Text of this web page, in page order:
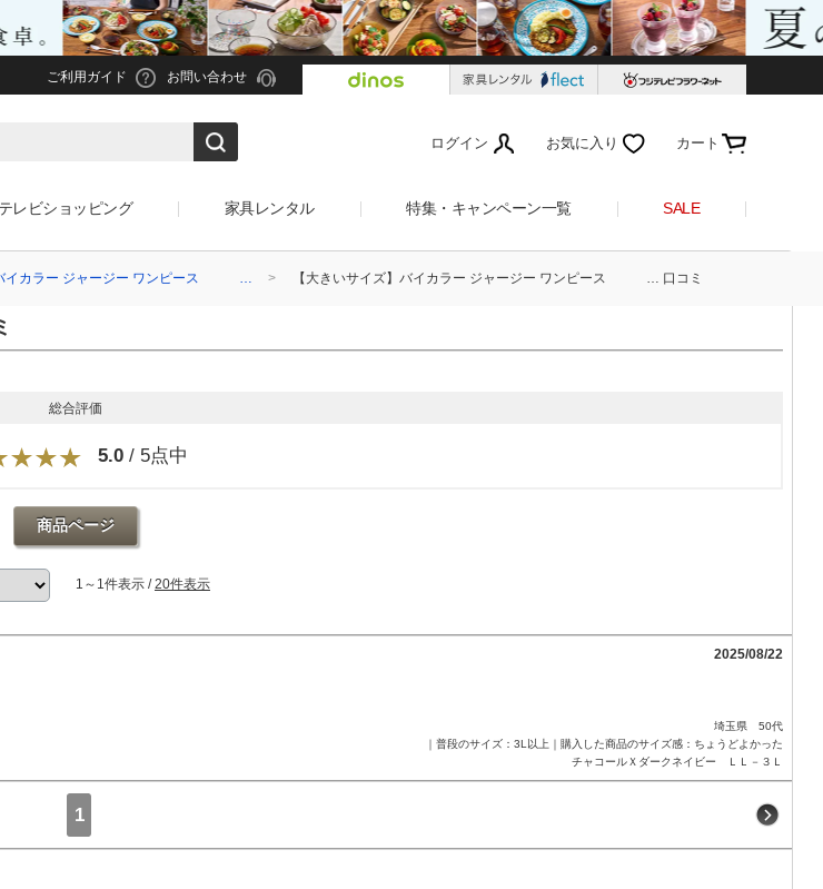
ご利用ガイド お問い合わせ
ログイン お気に入り カート
テレビショッピング 家具レンタル 特集・キャンペーン一覧 SALE
バイカラー ジャージー ワンピース … 【大きいサイズ】バイカラー ジャージー ワンピース … 口コミ
総合評価
5.0 / 5点中
商品ページ
1～1件表示 /20件表示
2025/08/22
埼玉県 50代
｜普段のサイズ：3L以上｜購入した商品のサイズ感：ちょうどよかった
チャコールＸダークネイビー ＬＬ－３Ｌ
1